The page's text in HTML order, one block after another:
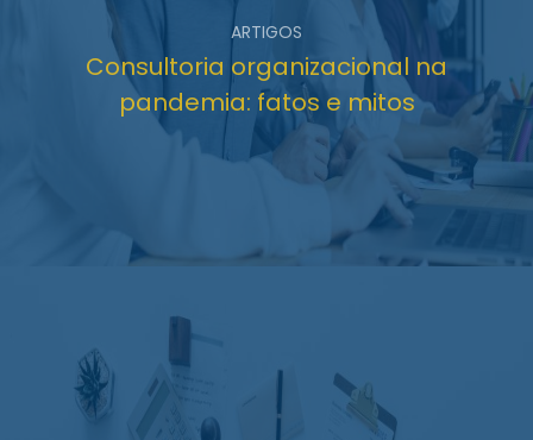
ARTIGOS
Consultoria organizacional na
pandemia: fatos e mitos